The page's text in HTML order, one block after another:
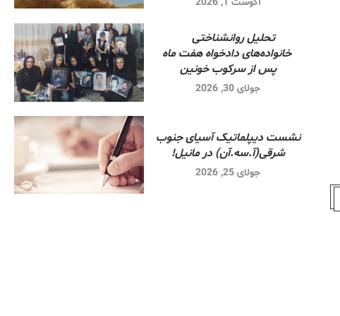
آگوست 1, 2026
تحلیل روانشناختی
خانواده‌های دادخواه هفت ماه
پس از سرکوب خونین
جولای 30, 2026
نشست دیپلماتیک آسیای جنوب
شرقی‌(آ.سه.آن) در مانیل!
جولای 25, 2026